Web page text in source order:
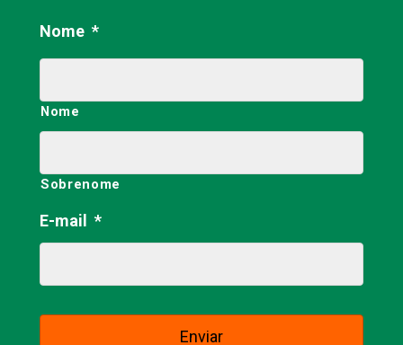
Nome *
Nome
Sobrenome
E-mail *